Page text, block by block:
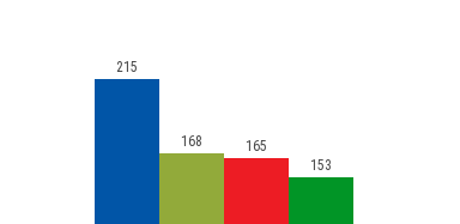
215
168
165
153